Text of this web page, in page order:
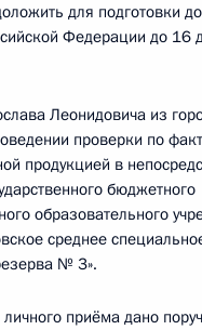
для подготовки
Федерации до 16
Леонидовича из
проверки по
продукцией в
бюджетного
образовательного
среднее
№ 3».
приёма дано